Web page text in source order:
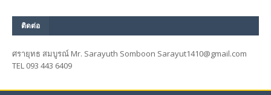
ติดต่อ
ศรายุทธ สมบูรณ์ Mr. Sarayuth Somboon Sarayut1410@gmail.com
TEL 093 443 6409